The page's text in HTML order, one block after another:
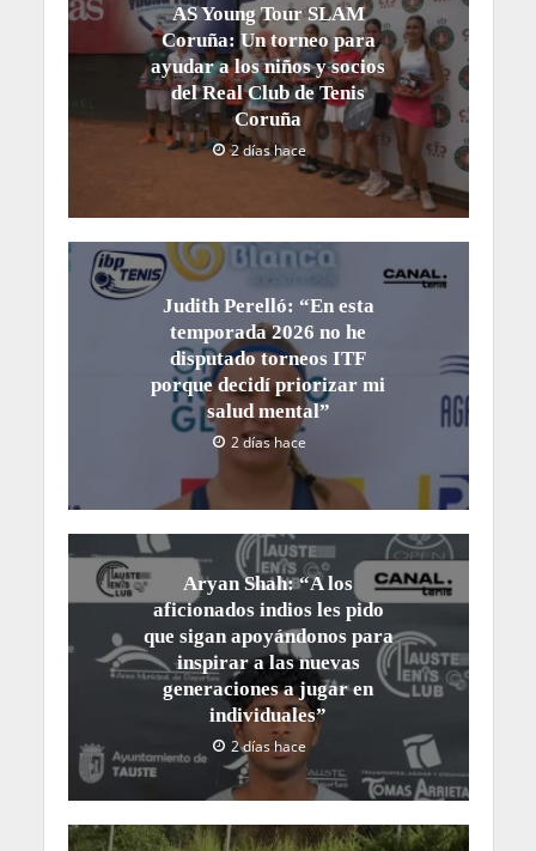
AS Young Tour SLAM
Coruña: Un torneo para
ayudar a los niños y socios
del Real Club de Tenis
Coruña
2 días hace
Judith Perelló: “En esta
temporada 2026 no he
disputado torneos ITF
porque decidí priorizar mi
salud mental”
2 días hace
Aryan Shah: “A los
aficionados indios les pido
que sigan apoyándonos para
inspirar a las nuevas
generaciones a jugar en
individuales”
2 días hace